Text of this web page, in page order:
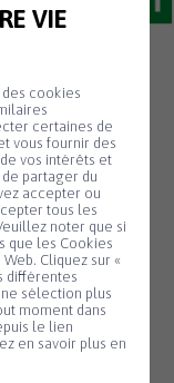
gestion des cookies
VIE
cookies
certaines de
vous fournir des
vos intérêts et
partager du
accepter ou
tous les
noter que si
que les Cookies
Cliquez sur «
différentes
sélection plus
moment dans
le lien
en savoir plus en
poteaux
devant
ces
des
avec un